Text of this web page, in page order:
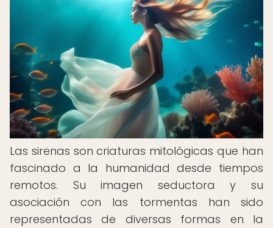
Las sirenas son criaturas mitológicas que han
fascinado a la humanidad desde tiempos
remotos. Su imagen seductora y su
asociación con las tormentas han sido
representadas de diversas formas en la